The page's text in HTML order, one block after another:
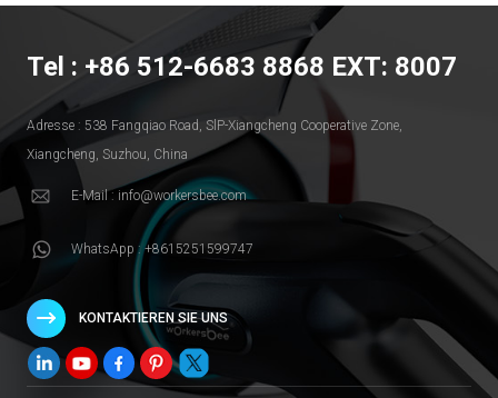
Tel : +86 512-6683 8868 EXT: 8007
Adresse : 538 Fangqiao Road, SlP-Xiangcheng Cooperative Zone,
Xiangcheng, Suzhou, China
E-Mail : info@workersbee.com
WhatsApp : +8615251599747
KONTAKTIEREN SIE UNS